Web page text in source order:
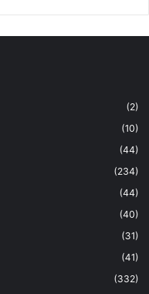
(2)
(10)
(44)
(234)
(44)
(40)
(31)
(41)
(332)